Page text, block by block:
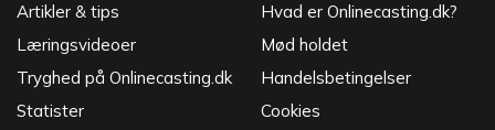
Artikler & tips
Læringsvideoer
Tryghed på Onlinecasting.dk
Statister
Hvad er Onlinecasting.dk?
Mød holdet
Handelsbetingelser
Cookies